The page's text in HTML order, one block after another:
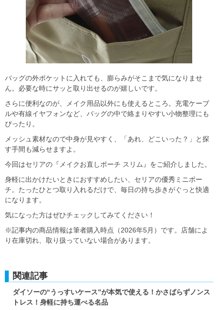
バッグの外ポケットに入れても、膨らみがそこまで気になりませ
ん。必要な時にサッと取り出せるのが嬉しいです。
さらに便利なのが、メイク用品以外にも使えるところ。充電ケーブ
ルや有線イヤフォンなど、バッグの中で絡まりやすい小物整理にも
ぴったり。
メッシュ素材なので中身が見やすく、「あれ、どこいった？」と探
す手間も減らせますよ。
今回はセリアの『メイクお直しポーチ スリム』をご紹介しました。
身軽に出かけたいときにおすすめしたい、セリアの優秀ミニポー
チ。たったひとつ取り入れるだけで、毎日の持ち歩きがぐっと快適
になります。
気になった方はぜひチェックしてみてください！
※記事内の商品情報は筆者購入時点（2026年5月）です。店舗によ
り在庫切れ、取り扱っていない場合があります。
関連記事
ダイソーの“うっすいケース”が本気で使える！かさばらずノンス
トレス！身軽に持ち運べる名品